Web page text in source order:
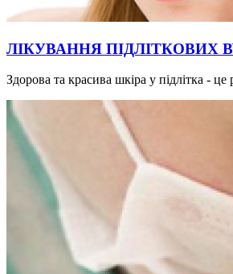
ЛІКУВАННЯ ПІДЛІТКОВИХ
Здорова та красива шкіра у підлітка -